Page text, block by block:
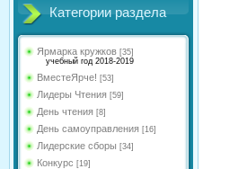
Категории раздела
Ярмарка кружков [35]
учебный год 2018-2019
ВместеЯрче! [53]
Лидеры Чтения [59]
День чтения [8]
День самоуправления [16]
Лидерские сборы [34]
Конкурс [19]